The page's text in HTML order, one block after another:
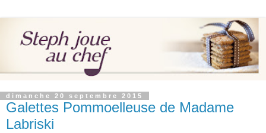
dimanche 20 septembre 2015
Galettes Pommoelleuse de Madame
Labriski